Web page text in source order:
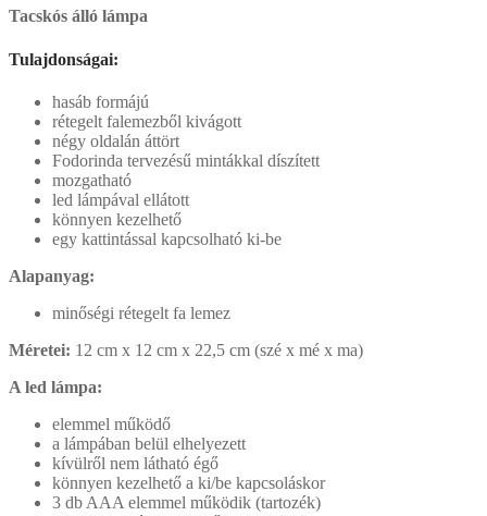
Tacskós álló lámpa
Tulajdonságai:
hasáb formájú
rétegelt falemezből kivágott
négy oldalán áttört
Fodorinda tervezésű mintákkal díszített
mozgatható
led lámpával ellátott
könnyen kezelhető
egy kattintással kapcsolható ki-be
Alapanyag:
minőségi rétegelt fa lemez
Méretei: 12 cm x 12 cm x 22,5 cm (szé x mé x ma)
A led lámpa:
elemmel működő
a lámpában belül elhelyezett
kívülről nem látható égő
könnyen kezelhető a ki/be kapcsoláskor
3 db AAA elemmel működik (tartozék)